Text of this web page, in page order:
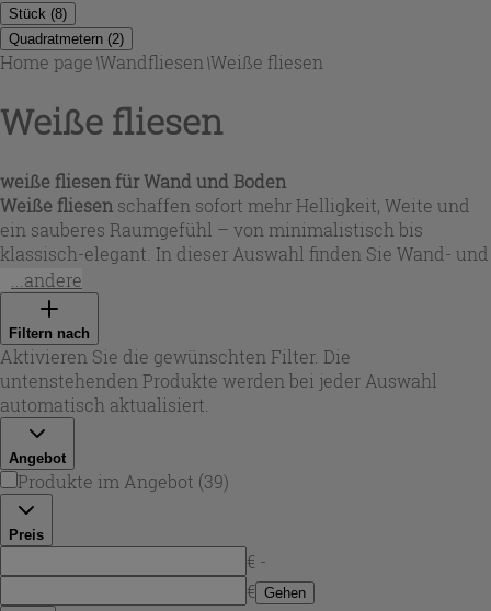
Stück (8)
Quadratmetern (2)
Home page\Wandfliesen \Weiße fliesen
Weiße fliesen
weiße fliesen für Wand und Boden
Weiße fliesen schaffen sofort mehr Helligkeit, Weite und
ein sauberes Raumgefühl – von minimalistisch bis
klassisch-elegant. In dieser Auswahl finden Sie Wand- und
Bodenbeläge aus Keramik und Feinsteinzeug, oft
rektifiziert für besonders schmale Fugen und ein ruhiges
Gesamtbild. Farblich reicht das Spektrum von Total White
über warmes Cremeweiß bis zu elfenbeinfarbenen
Nuancen mit dezenten Einschlüssen oder Aderungen,
damit Sie exakt den gewünschten Weißton für Ihr Projekt
treffen.
...andere
Filtern nach
Aktivieren Sie die gewünschten Filter. Die
untenstehenden Produkte werden bei jeder Auswahl
automatisch aktualisiert.
Angebot
Produkte im Angebot (39)
Preis
€ -
€ Gehen